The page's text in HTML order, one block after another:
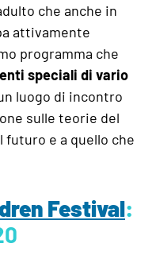
che anche in
attivamente
programma che
speciali di vario
luogo di incontro
sulle teorie del
futuro e a quello che
Festival: